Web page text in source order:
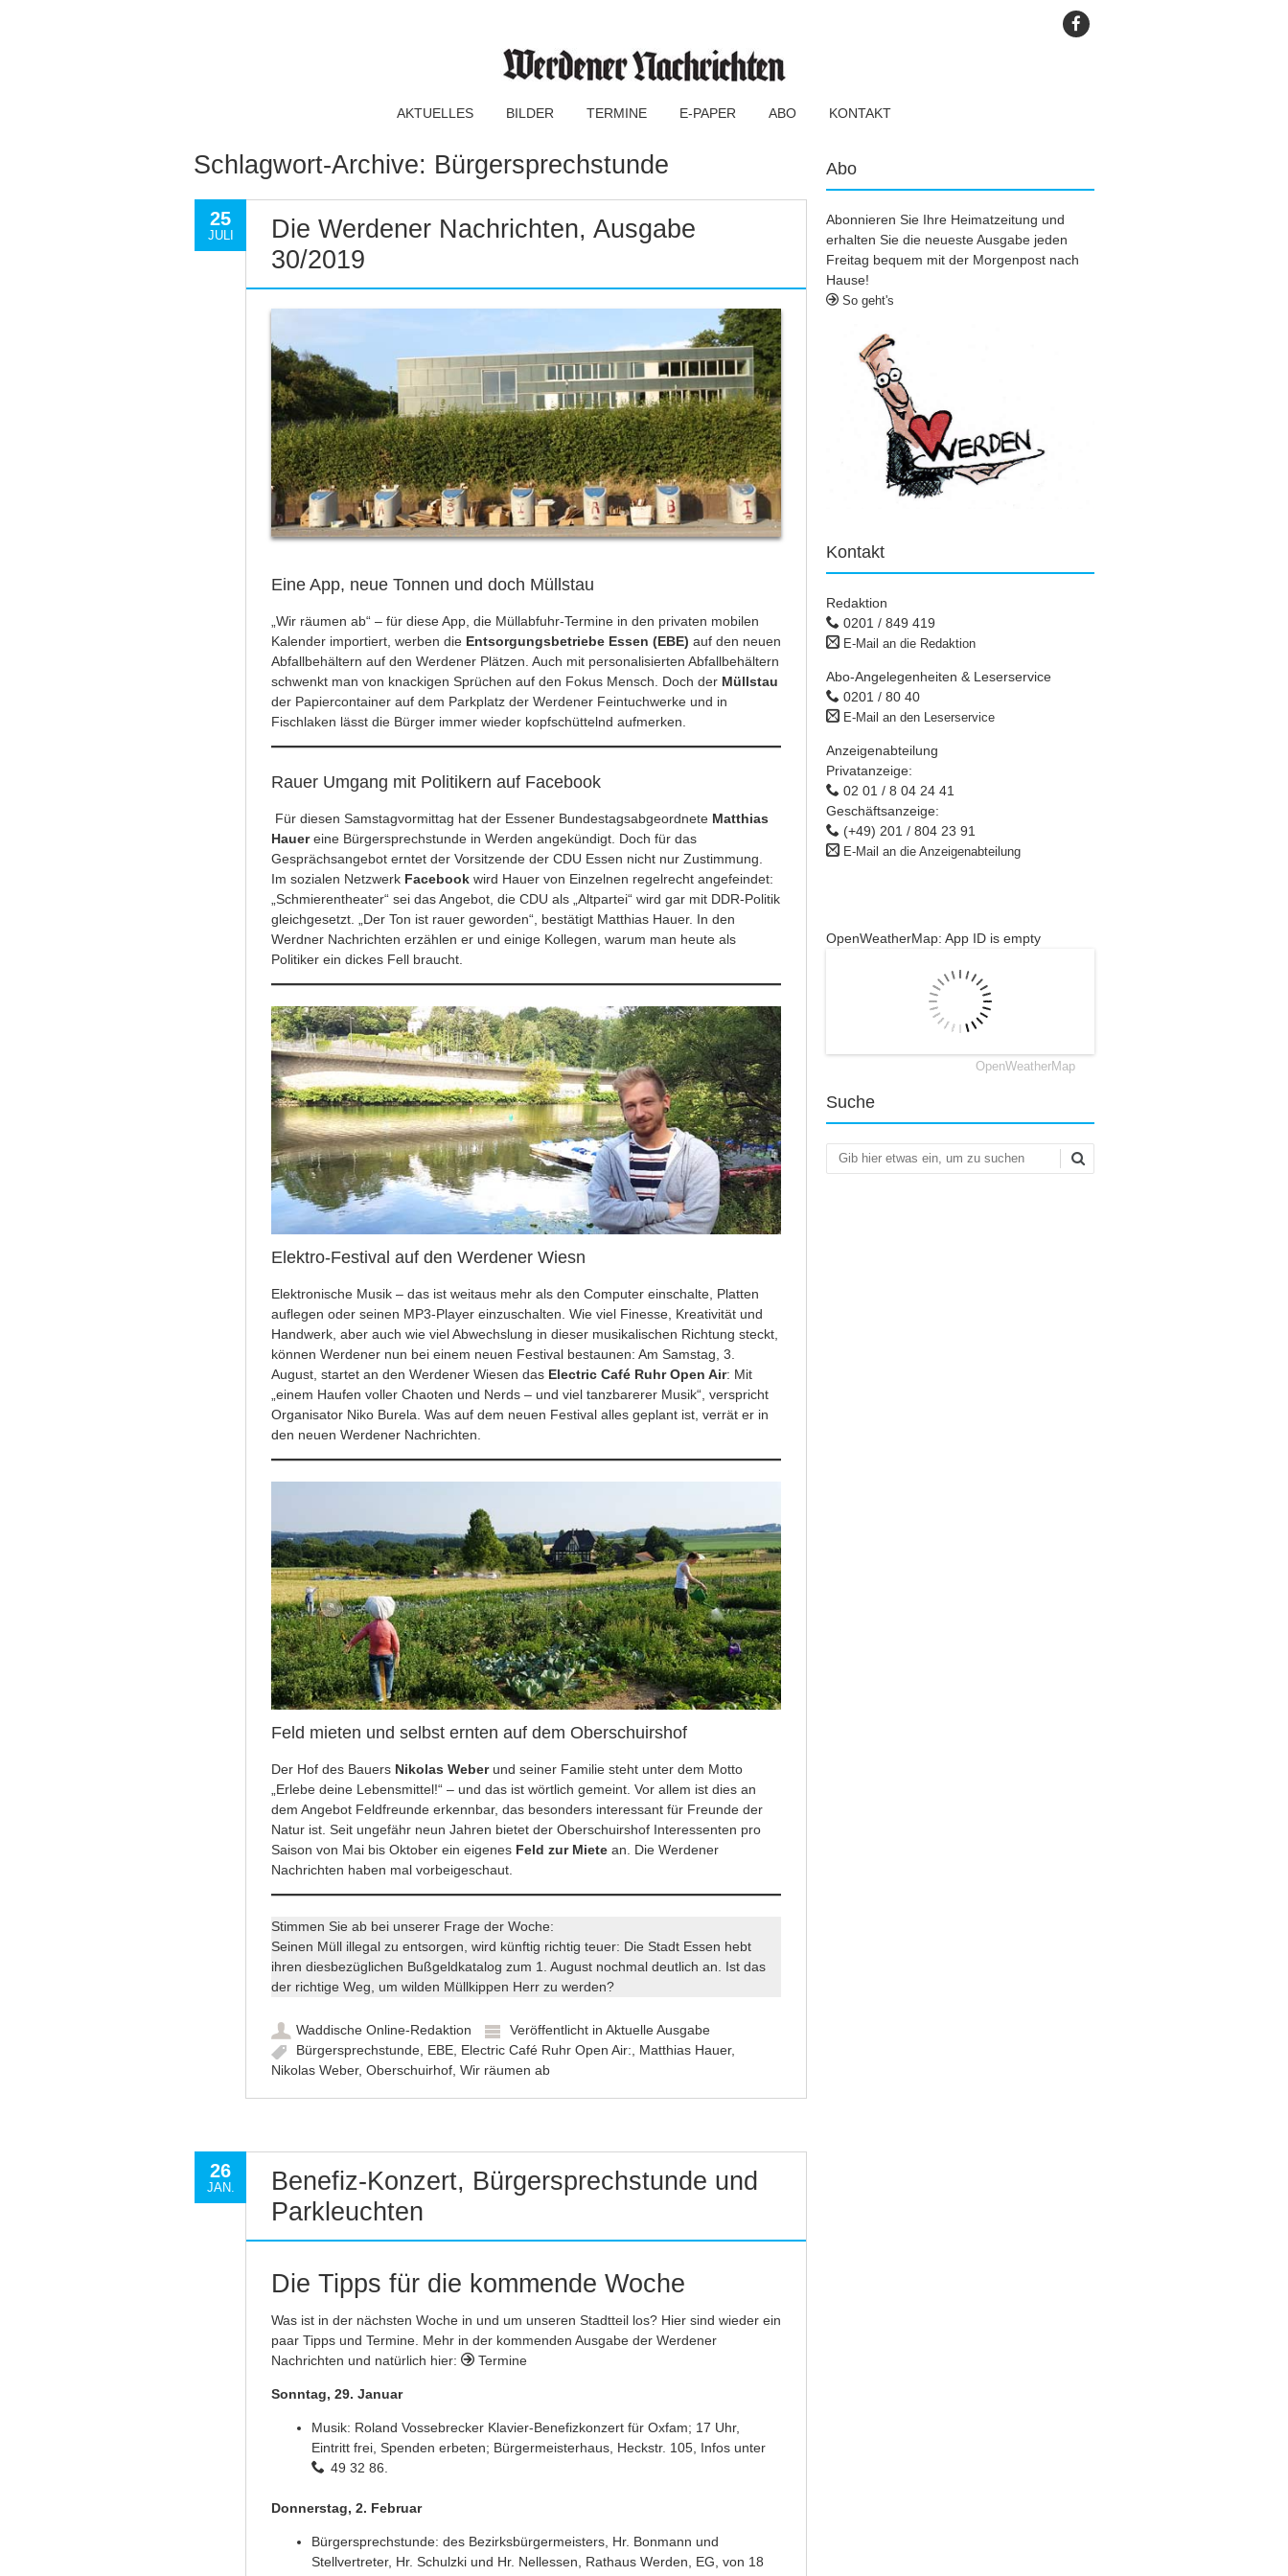
AKTUELLES BILDER TERMINE E-PAPER ABO KONTAKT
Schlagwort-Archive: Bürgersprechstunde
25
JULI
Die Werdener Nachrichten, Ausgabe
30/2019
Eine App, neue Tonnen und doch Müllstau
„Wir räumen ab“ – für dieseApp, die Müllabfuhr-Termine in den privaten mobilen
Kalender importiert, werben die Entsorgungsbetriebe Essen (EBE) auf den neuen
Abfallbehältern auf den Werdener Plätzen. Auch mit personalisierten Abfallbehältern
schwenkt man von knackigen Sprüchen auf den Fokus Mensch. Doch der Müllstau
der Papiercontainer auf dem Parkplatz der Werdener Feintuchwerke und in
Fischlaken lässt die Bürger immer wieder kopfschüttelnd aufmerken.
Rauer Umgang mit Politikern auf Facebook
Für diesen Samstagvormittag hat der Essener BundestagsabgeordneteMatthias
Hauereine Bürgersprechstunde in Werden angekündigt. Doch für das
Gesprächsangebot erntet der Vorsitzende der CDU Essen nicht nur Zustimmung.
Im sozialen Netzwerk Facebook wird Hauer von Einzelnen regelrecht angefeindet:
„Schmierentheater“ sei das Angebot, die CDU als „Altpartei“ wird gar mit DDR-Politik
gleichgesetzt. „Der Ton ist rauer geworden“, bestätigt Matthias Hauer. In den
Werdner Nachrichten erzählen er und einige Kollegen, warum man heute als
Politiker ein dickes Fell braucht.
Elektro-Festival auf den Werdener Wiesn
Elektronische Musik – das ist weitaus mehr als den Computer einschalte, Platten
auflegen oder seinen MP3-Player einzuschalten. Wie viel Finesse, Kreativität und
Handwerk, aber auch wie viel Abwechslung in dieser musikalischen Richtung steckt,
können Werdener nun bei einem neuen Festival bestaunen: Am Samstag, 3.
August, startet an den Werdener Wiesen das Electric Café Ruhr Open Air: Mit
„einem Haufen voller Chaoten und Nerds – und viel tanzbarerer Musik“, verspricht
Organisator Niko Burela. Was auf dem neuen Festival alles geplant ist, verrät er in
den neuen Werdener Nachrichten.
Feld mieten und selbst ernten auf dem Oberschuirshof
Der Hof des Bauers Nikolas Weberund seiner Familie steht unter dem Motto
„Erlebe deine Lebensmittel!“ – und das ist wörtlich gemeint. Vor allem ist dies an
dem Angebot Feldfreundeerkennbar, das besonders interessant für Freunde der
Natur ist. Seit ungefähr neun Jahren bietet der Oberschuirshof Interessenten pro
Saison von Mai bis Oktober ein eigenes Feld zur Mietean. Die Werdener
Nachrichten haben mal vorbeigeschaut.
Stimmen Sie ab bei unserer Frage der Woche:
Seinen Müll illegal zu entsorgen, wird künftig richtig teuer: Die Stadt Essen hebt
ihren diesbezüglichen Bußgeldkatalog zum 1. August nochmal deutlich an. Ist das
der richtige Weg, um wilden Müllkippen Herr zu werden?
Waddische Online-Redaktion Veröffentlicht in Aktuelle Ausgabe
Bürgersprechstunde, EBE, Electric Café Ruhr Open Air:, Matthias Hauer,
Nikolas Weber, Oberschuirhof, Wir räumen ab
26
JAN.
Benefiz-Konzert, Bürgersprechstunde und
Parkleuchten
Die Tipps für die kommende Woche
Was ist in der nächsten Woche in und um unseren Stadtteil los? Hier sind wieder ein
paar Tipps und Termine. Mehr in der kommenden Ausgabe der Werdener
Nachrichten und natürlich hier:
Termine
Sonntag, 29. Januar
Musik: Roland Vossebrecker Klavier-Benefizkonzert für Oxfam; 17 Uhr,
Eintritt frei, Spenden erbeten; Bürgermeisterhaus, Heckstr. 105, Infos unter
49 32 86.
Donnerstag, 2. Februar
Bürgersprechstunde: des Bezirksbürgermeisters, Hr. Bonmann und
Stellvertreter, Hr. Schulzki und Hr. Nellessen, Rathaus Werden, EG, von 18
Abo
Abonnieren Sie Ihre Heimatzeitung und
erhalten Sie die neueste Ausgabe jeden
Freitag bequem mit der Morgenpost nach
Hause!
So geht's
Kontakt
Redaktion
0201 / 849 419
E-Mail an die Redaktion
Abo-Angelegenheiten & Leserservice
0201 / 80 40
E-Mail an den Leserservice
Anzeigenabteilung
Privatanzeige:
02 01 / 8 04 24 41
Geschäftsanzeige:
(+49) 201 / 804 23 91
E-Mail an die Anzeigenabteilung
OpenWeatherMap: App ID is empty
OpenWeatherMap
Suche
Suchen